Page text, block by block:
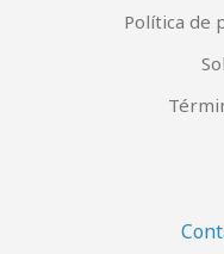
Política de